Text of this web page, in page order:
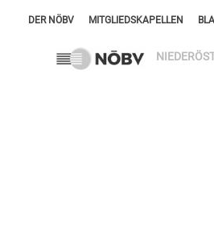
DER NÖBV MITGLIEDSKAPELLEN